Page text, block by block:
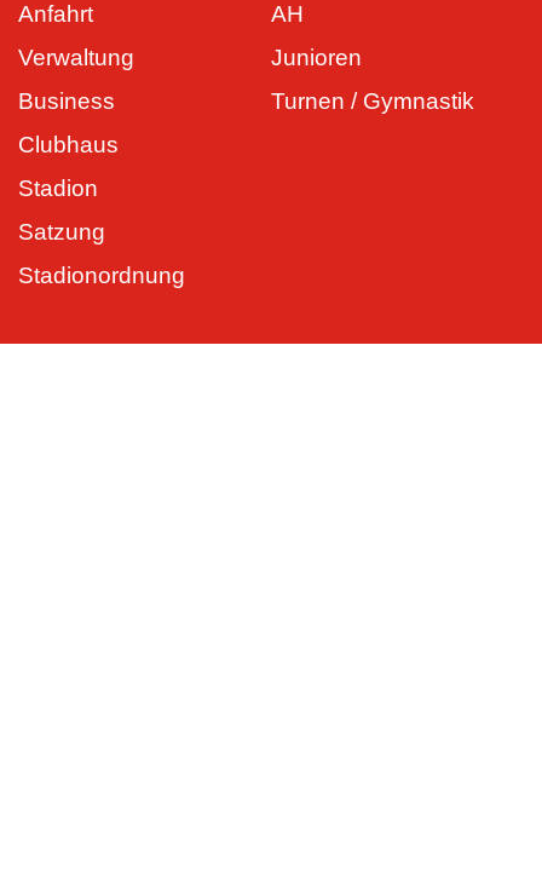
Anfahrt
Verwaltung
Business
Clubhaus
Stadion
Satzung
Stadionordnung
AH
Junioren
Turnen / Gymnastik